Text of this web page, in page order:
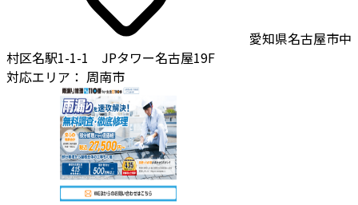
愛知県名古屋市中
村区名駅1-1-1 JPタワー名古屋19F
対応エリア： 周南市